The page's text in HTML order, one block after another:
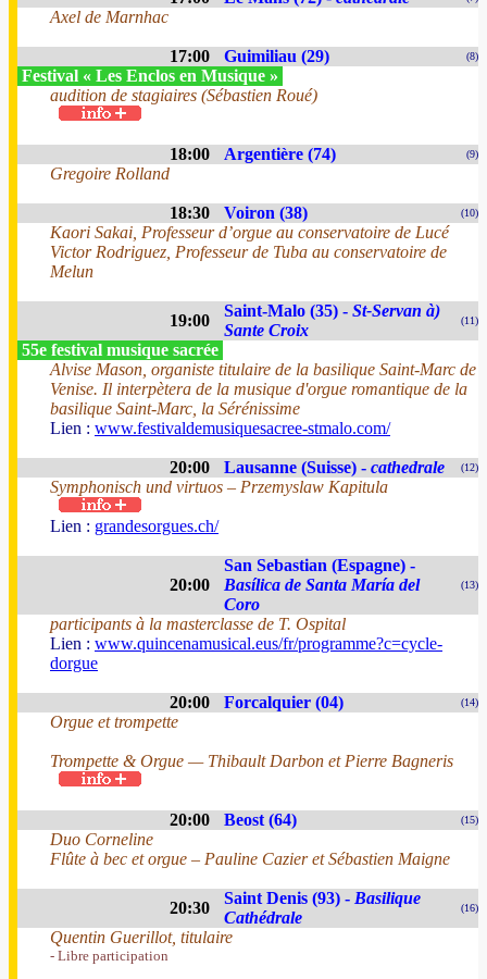
Axel de Marnhac
17:00 Guimiliau (29) (8)
Festival « Les Enclos en Musique »
audition de stagiaires (Sébastien Roué)
18:00 Argentière (74) (9)
Gregoire Rolland
18:30 Voiron (38) (10)
Kaori Sakai, Professeur d’orgue au conservatoire de Lucé
Victor Rodriguez, Professeur de Tuba au conservatoire de
Melun
19:00
Saint-Malo (35) - St-Servan à)
Sante Croix
(11)
55e festival musique sacrée
Alvise Mason, organiste titulaire de la basilique Saint-Marc de
Venise. Il interpètera de la musique d'orgue romantique de la
basilique Saint-Marc, la Sérénissime
Lien : www.festivaldemusiquesacree-stmalo.com/
20:00 Lausanne (Suisse) - cathedrale (12)
Symphonisch und virtuos – Przemyslaw Kapitula
Lien : grandesorgues.ch/
20:00
San Sebastian (Espagne) -
Basílica de Santa María del
Coro
(13)
participants à la masterclasse de T. Ospital
Lien : www.quincenamusical.eus/fr/programme?c=cycle-
dorgue
20:00 Forcalquier (04) (14)
Orgue et trompette
Trompette & Orgue — Thibault Darbon et Pierre Bagneris
20:00 Beost (64) (15)
Duo Corneline
Flûte à bec et orgue – Pauline Cazier et Sébastien Maigne
20:30
Saint Denis (93) - Basilique
Cathédrale
(16)
Quentin Guerillot, titulaire
- Libre participation